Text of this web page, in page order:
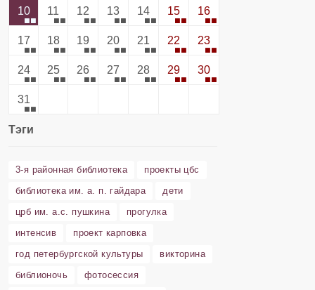
10 11 12 13 14 15 16
17 18 19 20 21 22 23
24 25 26 27 28 29 30
31
Тэги
3-я районная библиотека
проекты цбс
библиотека им. а. п. гайдара
дети
црб им. а.с. пушкина
прогулка
интенсив
проект карповка
год петербургской культуры
викторина
библионочь
фотосессия